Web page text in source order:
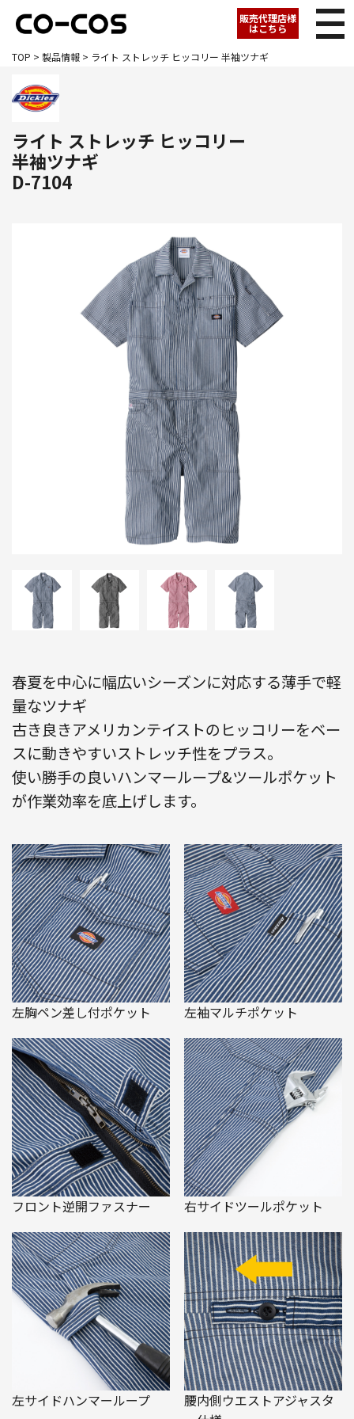
販売代理店様
はこちら
TOP > 製品情報 > ライト ストレッチ ヒッコリー 半袖ツナギ
ライト ストレッチ ヒッコリー
半袖ツナギ
D-7104
春夏を中心に幅広いシーズンに対応する薄手で軽
量なツナギ
古き良きアメリカンテイストのヒッコリーをベー
スに動きやすいストレッチ性をプラス。
使い勝手の良いハンマーループ&ツールポケット
が作業効率を底上げします。
左胸ペン差し付ポケット 左袖マルチポケット
フロント逆開ファスナー 右サイドツールポケット
左サイドハンマーループ
腰内側ウエストアジャスタ